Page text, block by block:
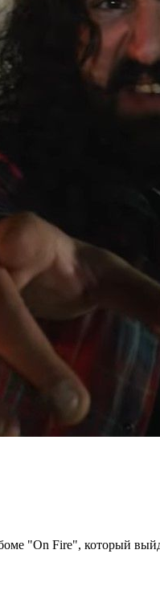
"On Fire", который